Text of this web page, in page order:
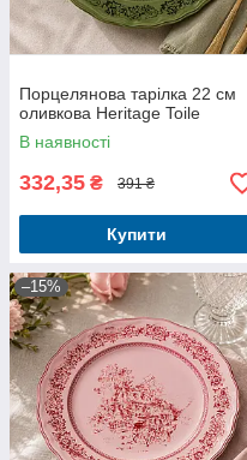
Порцелянова тарілка 22 см
оливкова Heritage Toile
В наявності
332,35 ₴ 391 ₴
Купити
–15%